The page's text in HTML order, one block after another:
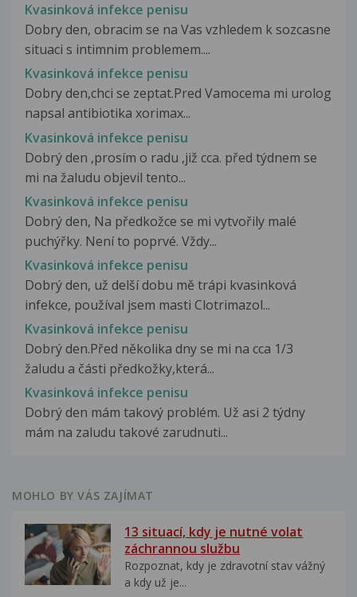
Kvasinková infekce penisu
Dobry den, obracim se na Vas vzhledem k sozcasne
situaci s intimnim problemem....
Kvasinková infekce penisu
Dobry den,chci se zeptat.Pred Vamocema mi urolog
napsal antibiotika xorimax...
Kvasinková infekce penisu
Dobrý den ,prosím o radu ,již cca. před týdnem se
mi na žaludu objevil tento...
Kvasinková infekce penisu
Dobrý den, Na předkožce se mi vytvořily malé
puchýřky. Není to poprvé. Vždy...
Kvasinková infekce penisu
Dobrý den, už delší dobu mě trápi kvasinková
infekce, používal jsem masti Clotrimazol...
Kvasinková infekce penisu
Dobrý den.Před několika dny se mi na cca 1/3
žaludu a části předkožky,která...
Kvasinková infekce penisu
Dobrý den mám takový problém. Už asi 2 týdny
mám na zaludu takové zarudnuti...
MOHLO BY VÁS ZAJÍMAT
13 situací, kdy je nutné volat
záchrannou službu
Rozpoznat, kdy je zdravotní stav vážný
a kdy už je...